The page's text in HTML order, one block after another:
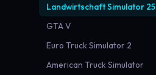
Landwirtschaft Simulator 25
GTA V
Euro Truck Simulator 2
American Truck Simulator